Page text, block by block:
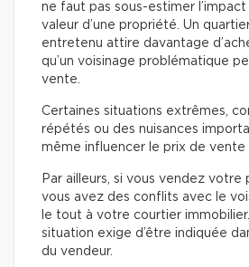
ne faut pas sous-estimer l’impact
valeur d’une propriété. Un
entretenu attire davantage
qu’un voisinage problématique
vente.
Certaines situations extrêmes,
répétés ou des nuisances
même influencer le prix de vente
Par ailleurs, si vous vendez
vous avez des conflits avec le
le tout à votre courtier immobilier.
situation exige d’être indiquée
du vendeur.